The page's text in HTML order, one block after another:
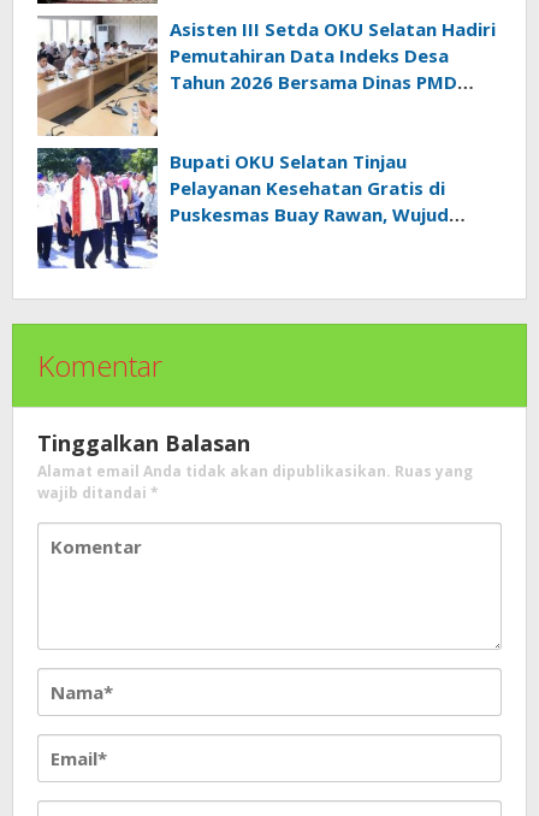
Asisten III Setda OKU Selatan Hadiri
Pemutahiran Data Indeks Desa
Tahun 2026 Bersama Dinas PMD
Bupati OKU Selatan Tinjau
Pelayanan Kesehatan Gratis di
Puskesmas Buay Rawan, Wujud
Komentar
Tinggalkan Balasan
Alamat email Anda tidak akan dipublikasikan. Ruas yang
wajib ditandai *